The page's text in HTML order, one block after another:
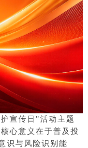
宣传日"活动主题
心意义在于普及投
识与风险识别能